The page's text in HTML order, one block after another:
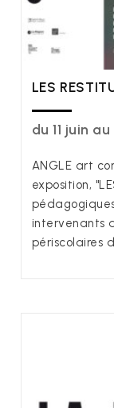
LES
du 11 juin
ANGLE art
exposition,
intervenants
périscolaires